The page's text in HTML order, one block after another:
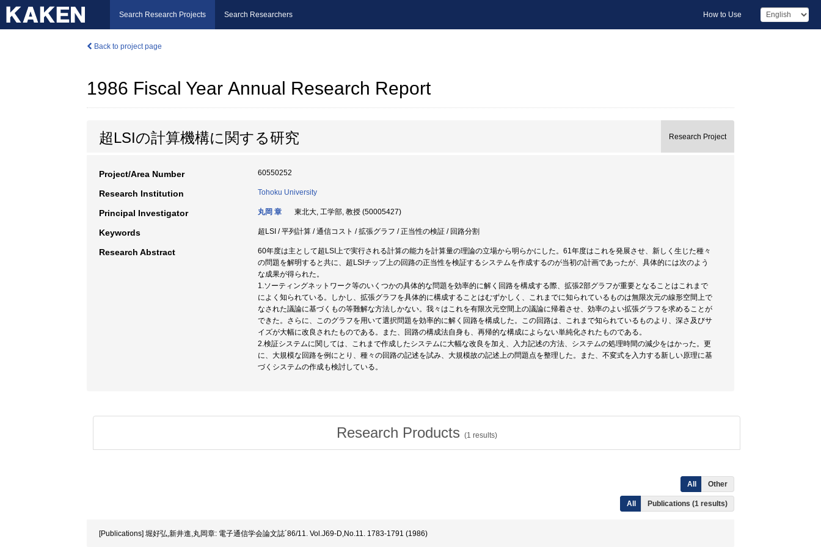
Search Research Projects Search Researchers How to Use
Back to project page
1986 Fiscal Year Annual Research Report
超LSIの計算機構に関する研究 Research Project
Project/Area Number 60550252
Research Institution Tohoku University
Principal Investigator 丸岡 章 東北大, 工学部, 教授 (50005427)
Keywords 超LSI / 平列計算 / 通信コスト / 拡張グラフ / 正当性の検証 / 回路分割
Research Abstract
60年度は主として超LSI上で実行される計算の能力を計算量の理論の立場から明らかにした。61年度はこれを発展させ、新しく生じた種々
の問題を解明すると共に、超LSIチップ上の回路の正当性を検証するシステムを作成するのが当初の計画であったが、具体的には次のよう
な成果が得られた。
1.ソーティングネットワーク等のいくつかの具体的な問題を効率的に解く回路を構成する際、拡張2部グラフが重要となることはこれまで
によく知られている。しかし、拡張グラフを具体的に構成することはむずかしく、これまでに知られているものは無限次元の線形空間上で
なされた議論に基づくもの等難解な方法しかない。我々はこれを有限次元空間上の議論に帰着させ、効率のよい拡張グラフを求めることが
できた。さらに、このグラフを用いて選択問題を効率的に解く回路を構成した。この回路は、これまで知られているものより、深さ及びサ
イズが大幅に改良されたものである。また、回路の構成法自身も、再帰的な構成によらない単純化されたものである。
2.検証システムに関しては、これまで作成したシステムに大幅な改良を加え、入力記述の方法、システムの処理時間の減少をはかった。更
に、大規模な回路を例にとり、種々の回路の記述を試み、大規模故の記述上の問題点を整理した。また、不変式を入力する新しい原理に基
づくシステムの作成も検討している。
Research Products (1 results)
All Other
All Publications (1 results)
[Publications] 堀好弘,新井進,丸岡章: 電子通信学会論文誌´86/11. Vol.J69-D,No.11. 1783-1791 (1986)